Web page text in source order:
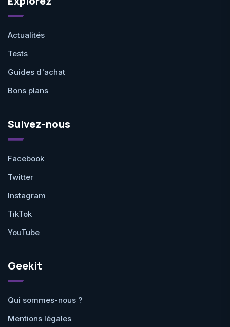
Actualités
Tests
Guides d'achat
Bons plans
Suivez-nous
Facebook
Twitter
Instagram
TikTok
YouTube
Geekit
Qui sommes-nous ?
Mentions légales